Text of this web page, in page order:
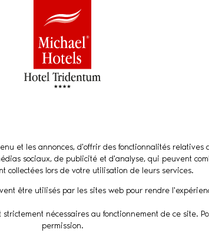
et les annonces, d'offrir des fonctionnalités
sociaux, de publicité et d'analyse, qui peuvent
collectées lors de votre utilisation de leurs services.
être utilisés par les sites web pour rendre
nécessaires au fonctionnement de ce site.
permission.